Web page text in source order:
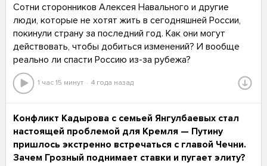
Сотни сторонников Алексея Навального и другие
люди, которые не хотят жить в сегодняшней России,
покинули страну за последний год. Как они могут
действовать, чтобы добиться изменений? И вообще
реально ли спасти Россию из-за рубежа?
1 час 15 минут 4 года назад
Конфликт Кадырова с семьей Янгулбаевых стал
настоящей проблемой для Кремля — Путину
пришлось экстренно встречаться с главой Чечни.
Зачем Грозный поднимает ставки и пугает элиту?